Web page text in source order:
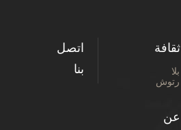
ثقافة
بلا
رتوش
عن
اتصل
بنا